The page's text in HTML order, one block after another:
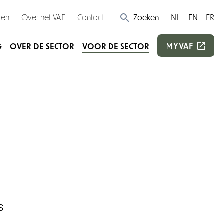
Over het VAF Contact Zoeken NL EN FR
OVER DE SECTOR VOOR DE SECTOR MYVAF